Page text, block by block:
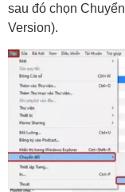
sau đó chọn
Version).